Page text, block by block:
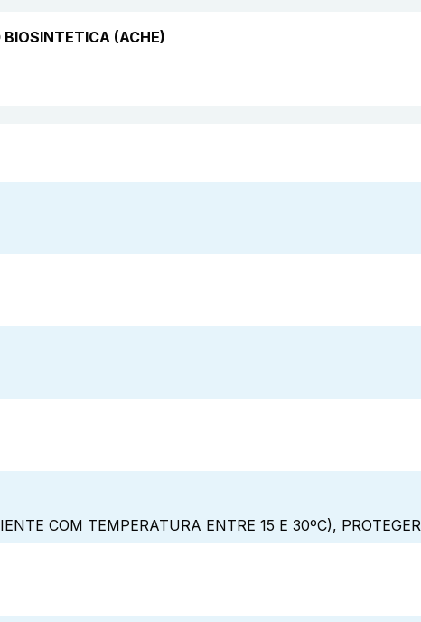
(ACHE)
COM TEMPERATURA ENTRE 15 E 30ºC),